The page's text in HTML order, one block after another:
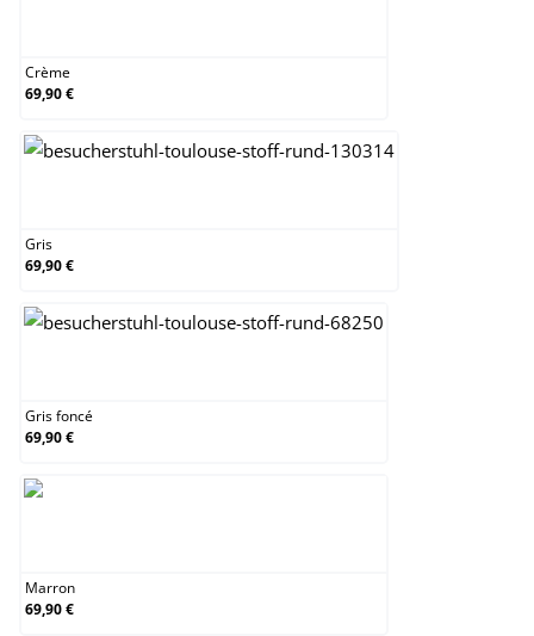
Crème
69,90 €
Gris
69,90 €
Gris foncé
69,90 €
Marron
69,90 €